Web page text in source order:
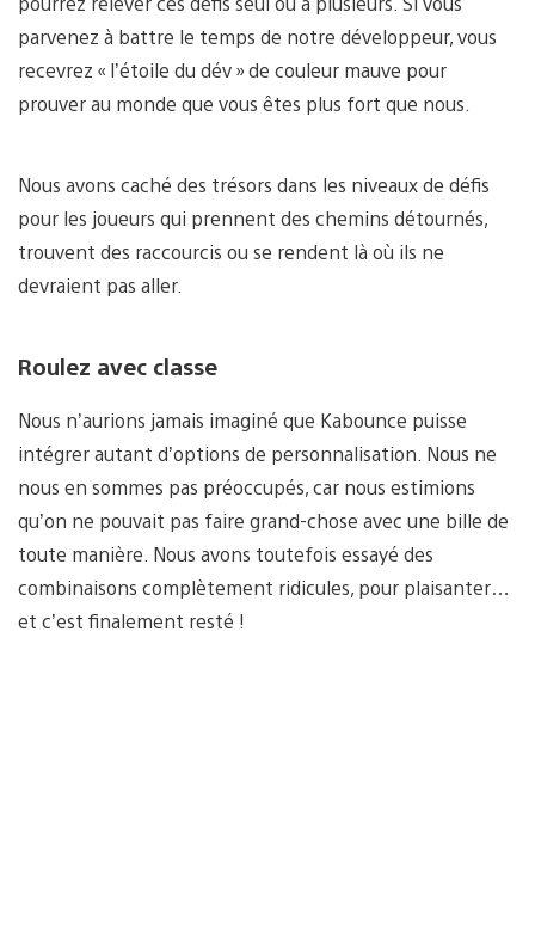
parvenez à battre le temps de notre développeur, vous
recevrez « l’étoile du dév » de couleur mauve pour
prouver au monde que vous êtes plus fort que nous.
Nous avons caché des trésors dans les niveaux de défis
pour les joueurs qui prennent des chemins détournés,
trouvent des raccourcis ou se rendent là où ils ne
devraient pas aller.
Roulez avec classe
Nous n’aurions jamais imaginé que Kabounce puisse
intégrer autant d’options de personnalisation. Nous ne
nous en sommes pas préoccupés, car nous estimions
qu’on ne pouvait pas faire grand-chose avec une bille de
toute manière. Nous avons toutefois essayé des
combinaisons complètement ridicules, pour plaisanter…
et c’est finalement resté !